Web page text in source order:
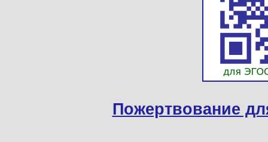
Пожертвование